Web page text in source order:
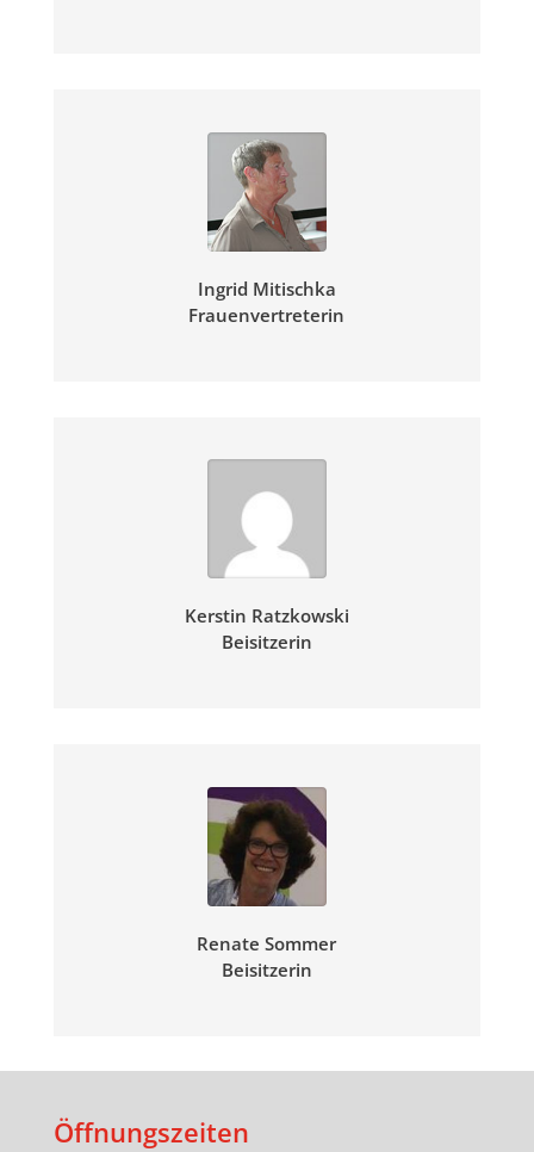
Ingrid Mitischka
Frauenvertreterin
Kerstin Ratzkowski
Beisitzerin
Renate Sommer
Beisitzerin
Öffnungszeiten